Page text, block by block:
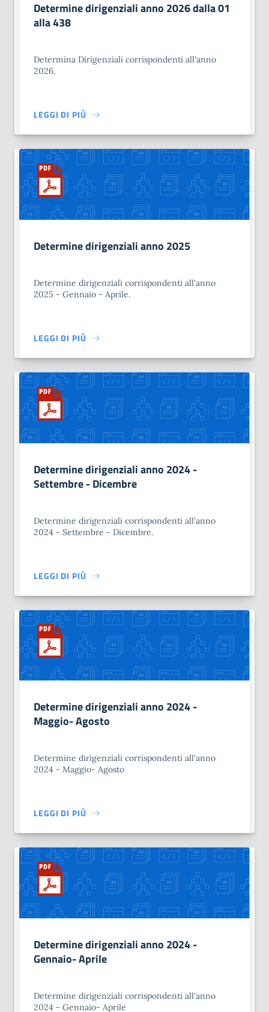
Determine dirigenziali anno 2026 dalla 01
alla 438
Determina Dirigenziali corrispondenti all'anno
2026.
LEGGI DI PIÙ
Determine dirigenziali anno 2025
Determine dirigenziali corrispondenti all'anno
2025 - Gennaio - Aprile.
LEGGI DI PIÙ
Determine dirigenziali anno 2024 -
Settembre - Dicembre
Determine dirigenziali corrispondenti all'anno
2024 - Settembre - Dicembre.
LEGGI DI PIÙ
Determine dirigenziali anno 2024 -
Maggio- Agosto
Determine dirigenziali corrispondenti all'anno
2024 - Maggio- Agosto
LEGGI DI PIÙ
Determine dirigenziali anno 2024 -
Gennaio- Aprile
Determine dirigenziali corrispondenti all'anno
2024 - Gennaio- Aprile